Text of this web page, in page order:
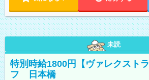
未読
特別時給1800円【ヴァレクスト
フ 日本橋